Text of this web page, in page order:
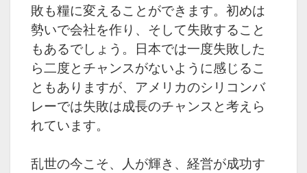
敗も糧に変えることができます。初めは
勢いで会社を作り、そして失敗すること
もあるでしょう。日本では一度失敗した
ら二度とチャンスがないように感じるこ
ともありますが、アメリカのシリコンバ
レーでは失敗は成長のチャンスと考えら
れています。
乱世の今こそ、人が輝き、経営が成功す